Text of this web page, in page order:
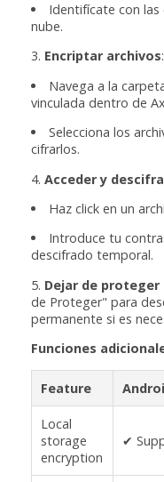
Identifícate con las
nube.
3. Encriptar archivos:
Navega a la
vinculada dentro de
Selecciona los
cifrarlos.
4. Acceder y
Haz click en un
Introduce tu
descifrado temporal.
5. Dejar de proteger
de Proteger" para
permanente si es
Funciones
Feature
Local
storage
encryption
✔